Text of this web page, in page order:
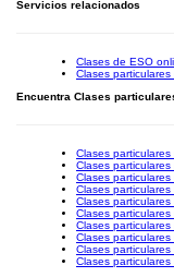
Servicios relacionados
Clases de ESO
Clases
Encuentra Clases
Clases
Clases
Clases
Clases
Clases
Clases
Clases
Clases
Clases
Clases